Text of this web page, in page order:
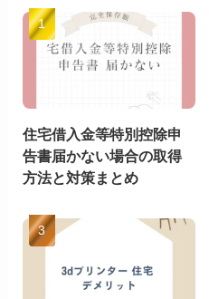
住宅借入金等特別控除申
告書届かない場合の取得
方法と対策まとめ